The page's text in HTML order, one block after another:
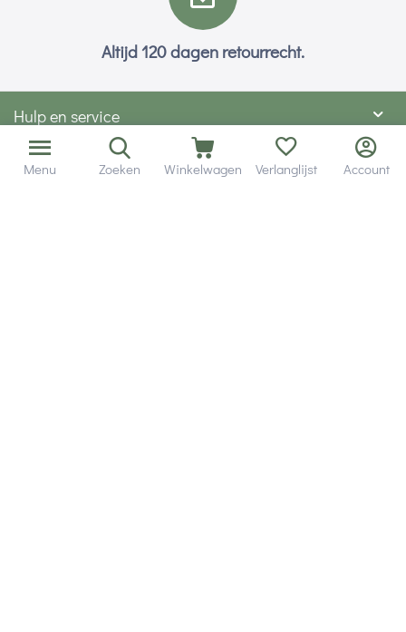
Altijd 120 dagen retourrecht.
Hulp en service
Contact gegevens
Menu Zoeken Winkelwagen Verlanglijst Account